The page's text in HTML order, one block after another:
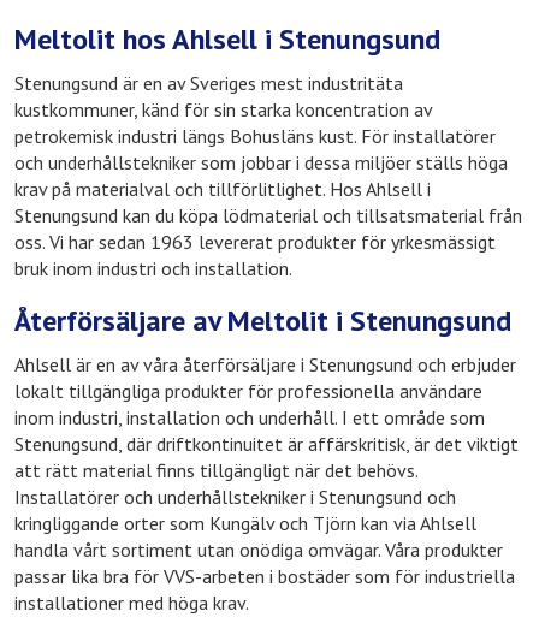
Meltolit hos Ahlsell i Stenungsund
Stenungsund är en av Sveriges mest industritäta
kustkommuner, känd för sin starka koncentration av
petrokemisk industri längs Bohusläns kust. För installatörer
och underhållstekniker som jobbar i dessa miljöer ställs höga
krav på materialval och tillförlitlighet. Hos Ahlsell i
Stenungsund kan du köpa lödmaterial och tillsatsmaterial från
oss. Vi har sedan 1963 levererat produkter för yrkesmässigt
bruk inom industri och installation.
Återförsäljare av Meltolit i Stenungsund
Ahlsell är en av våra återförsäljare i Stenungsund och erbjuder
lokalt tillgängliga produkter för professionella användare
inom industri, installation och underhåll. I ett område som
Stenungsund, där driftkontinuitet är affärskritisk, är det viktigt
att rätt material finns tillgängligt när det behövs.
Installatörer och underhållstekniker i Stenungsund och
kringliggande orter som Kungälv och Tjörn kan via Ahlsell
handla vårt sortiment utan onödiga omvägar. Våra produkter
passar lika bra för VVS-arbeten i bostäder som för industriella
installationer med höga krav.